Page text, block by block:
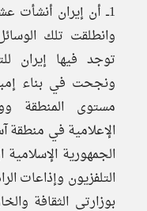
1ــ أن إيران أنشأت
وانطلقت تلك
توجد فيها إيران
ونجحت في بناء
مستوى المنطقة
الإعلامية في منطقة
التلفزيون وإذاعات
بوزارتي الثقافة